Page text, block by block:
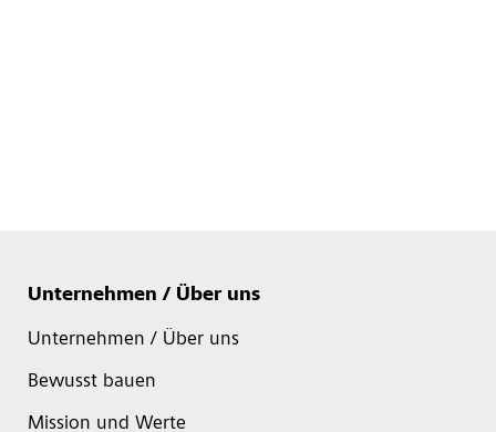
Unternehmen / Über uns
Unternehmen / Über uns
Bewusst bauen
Mission und Werte